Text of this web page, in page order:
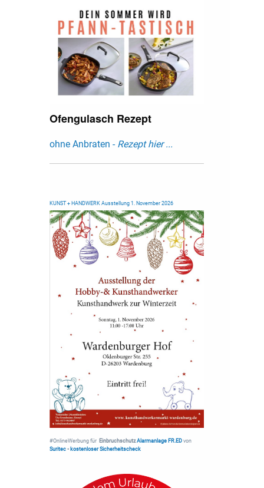
Ofengulasch Rezept
ohne Anbraten - Rezept hier ...
KUNST + HANDWERK Ausstellung 1. November 2026
#OnlineWerbung für Einbruchschutz Alarmanlage FR.ED von
Suritec• kostenloser Sicherheitscheck